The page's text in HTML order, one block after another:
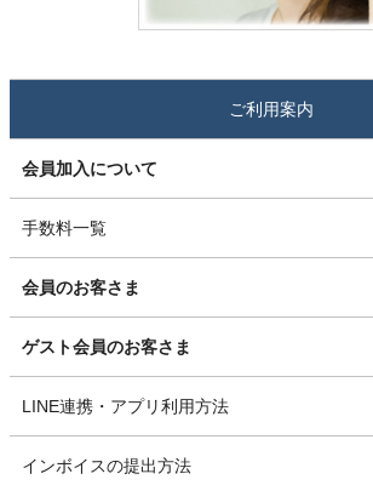
ご利用案内
会員加入について
手数料一覧
会員のお客さま
ゲスト会員のお客さま
LINE連携・アプリ利用方法
インボイスの提出方法